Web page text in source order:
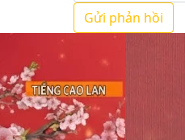
Gửi phản hồi